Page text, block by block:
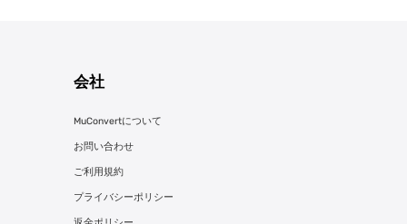
会社
MuConvertについて
お問い合わせ
ご利用規約
プライバシーポリシー